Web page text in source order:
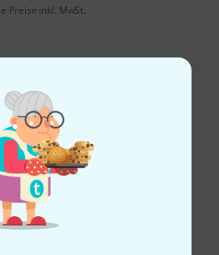
Preise inkl. MwSt.
was Sie sehen?
Hilfe & Feedback